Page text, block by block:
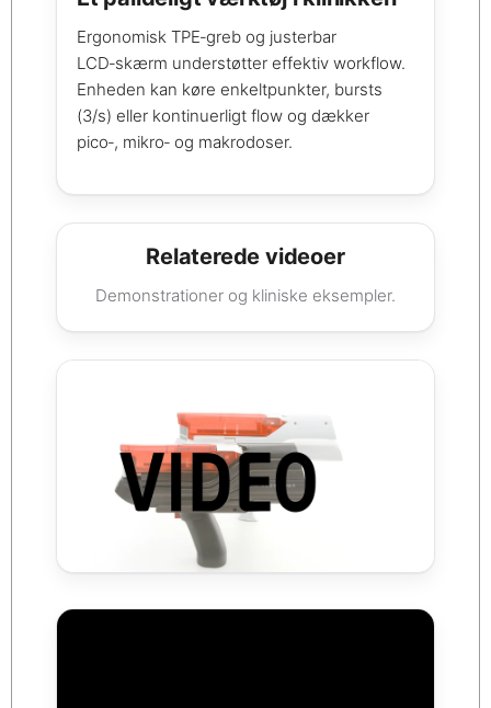
Ergonomisk TPE‑greb og justerbar
LCD‑skærm understøtter effektiv workflow.
Enheden kan køre enkeltpunkter, bursts
(3/s) eller kontinuerligt flow og dækker
pico‑, mikro‑ og makrodoser.
Relaterede videoer
Demonstrationer og kliniske eksempler.